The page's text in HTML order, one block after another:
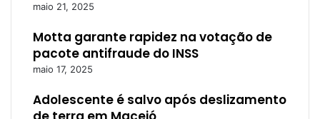
maio 21, 2025
Motta garante rapidez na votação de
pacote antifraude do INSS
maio 17, 2025
Adolescente é salvo após deslizamento